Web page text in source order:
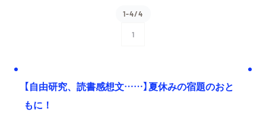
1-4/4
1
【自由研究、読書感想文……】夏休みの宿題のおと
もに！